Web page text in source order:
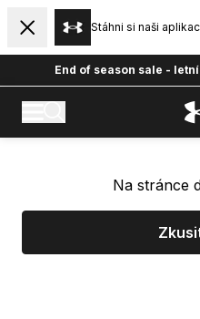
Stáhni si naši
End of season sale -
Na stránce